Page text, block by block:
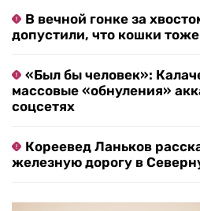
В вечной гонке за
допустили, что кошки
«Был бы человек»:
массовые «обнуления»
соцсетях
Кореевед Ланьков
железную дорогу в